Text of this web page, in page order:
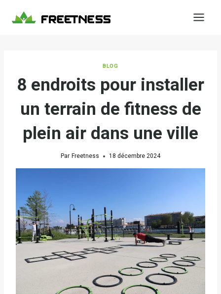
BLOG
8 endroits pour installer
un terrain de fitness de
plein air dans une ville
Par Freetness 18 décembre 2024